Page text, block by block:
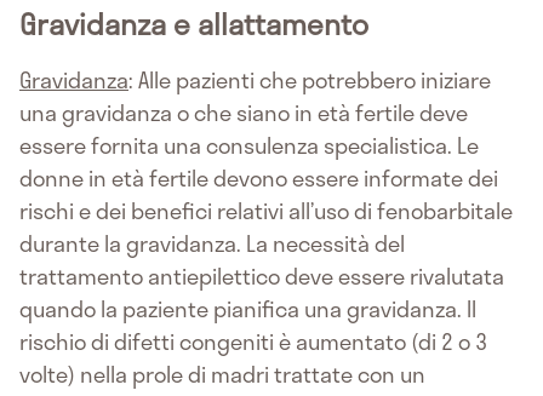
Gravidanza e allattamento
Gravidanza: Alle pazienti che potrebbero iniziare
una gravidanza o che siano in età fertile deve
essere fornita una consulenza specialistica. Le
donne in età fertile devono essere informate dei
rischi e dei benefici relativi all’uso di fenobarbitale
durante la gravidanza. La necessità del
trattamento antiepilettico deve essere rivalutata
quando la paziente pianifica una gravidanza. Il
rischio di difetti congeniti è aumentato (di 2 o 3
volte) nella prole di madri trattate con un